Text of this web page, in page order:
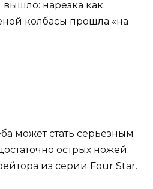
вышло: нарезка как
колбасы прошла «на
может стать серьезным
острых ножей.
из серии Four Star.